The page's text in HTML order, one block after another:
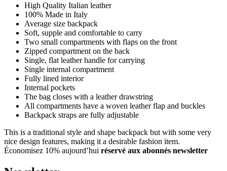
High Quality Italian leather
100% Made in Italy
Average size backpack
Soft, supple and comfortable to carry
Two small compartments with flaps on the front
Zipped compartment on the back
Single, flat leather handle for carrying
Single internal compartment
Fully lined interior
Internal pockets
The bag closes with a leather drawstring
All compartments have a woven leather flap and buckles
Backpack straps are fully adjustable
This is a traditional style and shape backpack but with some very
nice design features, making it a desirable fashion item.
Économisez 10% aujourd’hui réservé aux abonnés newsletter